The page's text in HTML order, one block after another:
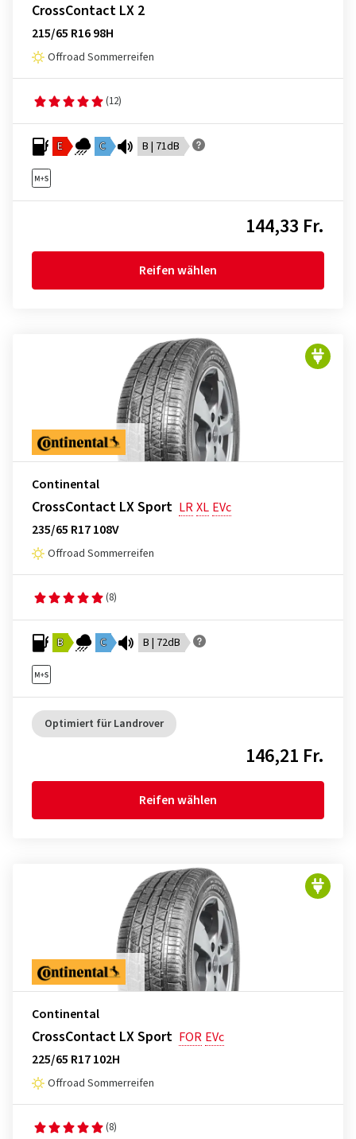
CrossContact LX 2
215/65 R16 98H
Offroad Sommerreifen
(12)
E C B | 71dB
144,33 Fr.
Reifen wählen
Continental
CrossContact LX Sport LRXL EVc
235/65 R17 108V
Offroad Sommerreifen
(8)
B C B | 72dB
Optimiert für Landrover
146,21 Fr.
Reifen wählen
Continental
CrossContact LX Sport FOR EVc
225/65 R17 102H
Offroad Sommerreifen
(8)